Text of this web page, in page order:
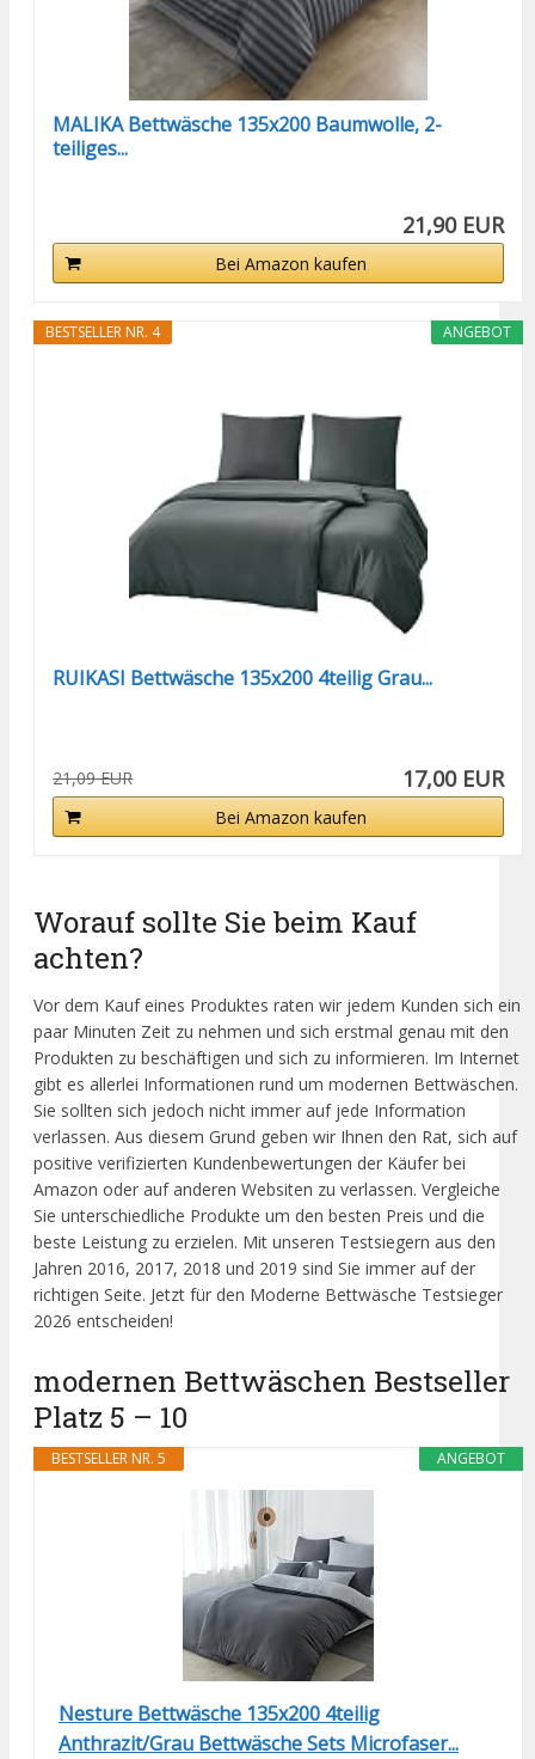
MALIKA Bettwäsche 135x200 Baumwolle, 2-
teiliges...
21,90 EUR
Bei Amazon kaufen
ANGEBOT
BESTSELLER NR. 4
RUIKASI Bettwäsche 135x200 4teilig Grau...
21,09 EUR 17,00 EUR
Bei Amazon kaufen
Worauf sollte Sie beim Kauf
achten?
Vor dem Kauf eines Produktes raten wir jedem Kunden sich ein
paar Minuten Zeit zu nehmen und sich erstmal genau mit den
Produkten zu beschäftigen und sich zu informieren. Im Internet
gibt es allerlei Informationen rund um modernen Bettwäschen.
Sie sollten sich jedoch nicht immer auf jede Information
verlassen. Aus diesem Grund geben wir Ihnen den Rat, sich auf
positive verifizierten Kundenbewertungen der Käufer bei
Amazon oder auf anderen Websiten zu verlassen. Vergleiche
Sie unterschiedliche Produkte um den besten Preis und die
beste Leistung zu erzielen. Mit unseren Testsiegern aus den
Jahren 2016, 2017, 2018 und 2019 sind Sie immer auf der
richtigen Seite. Jetzt für den Moderne Bettwäsche Testsieger
2026 entscheiden!
modernen Bettwäschen Bestseller
Platz 5 – 10
ANGEBOT
BESTSELLER NR. 5
Nesture Bettwäsche 135x200 4teilig
Anthrazit/Grau Bettwäsche Sets Microfaser...